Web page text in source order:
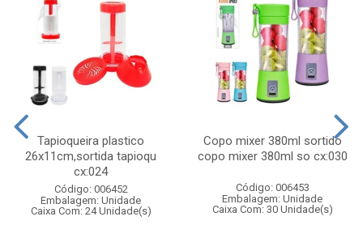
Tapioqueira plastico
26x11cm,sortida tapioqu
cx:024
Código: 006452
Embalagem: Unidade
Caixa Com: 24 Unidade(s)
Copo mixer 380ml sortido
copo mixer 380ml so cx:030
Código: 006453
Embalagem: Unidade
Caixa Com: 30 Unidade(s)